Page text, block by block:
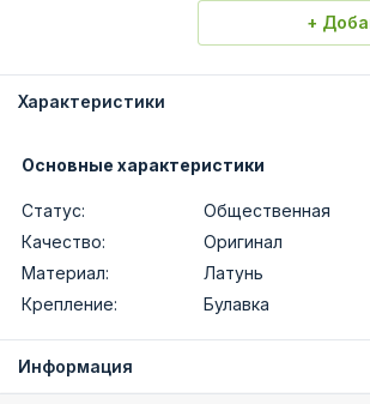
+
Характеристики
Основные характеристики
Статус:
Общественная
Качество:
Оригинал
Материал:
Латунь
Крепление:
Булавка
Информация